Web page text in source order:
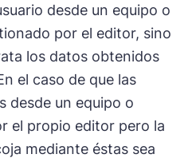
desde un equipo o
por el editor, sino
los datos obtenidos
el caso de que las
desde un equipo o
el propio editor pero la
mediante éstas sea